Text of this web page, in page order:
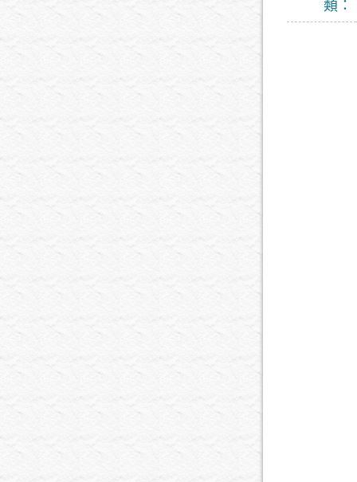
類：